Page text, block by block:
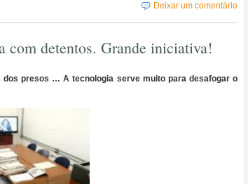
Deixar um comentário
com detentos. Grande iniciativa!
dos presos … A tecnologia serve muito para desafogar o